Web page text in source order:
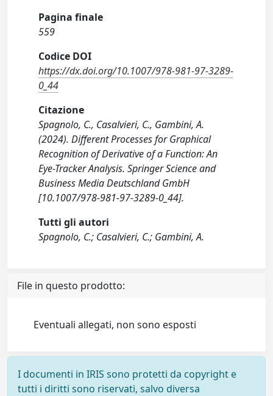
Pagina finale
559
Codice DOI
https://dx.doi.org/10.1007/978-981-97-3289-
0_44
Citazione
Spagnolo, C., Casalvieri, C., Gambini, A.
(2024). Different Processes for Graphical
Recognition of Derivative of a Function: An
Eye-Tracker Analysis. Springer Science and
Business Media Deutschland GmbH
[10.1007/978-981-97-3289-0_44].
Tutti gli autori
Spagnolo, C.; Casalvieri, C.; Gambini, A.
File in questo prodotto:
Eventuali allegati, non sono esposti
I documenti in IRIS sono protetti da copyright e
tutti i diritti sono riservati, salvo diversa